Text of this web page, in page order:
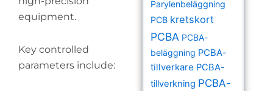
equipment.
Key controlled
parameters include:
Parylenbeläggning
PCB kretskort
PCBA PCBA-
beläggning PCBA-
tillverkare PCBA-
tillverkning PCBA-